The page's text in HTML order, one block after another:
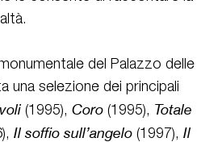
del Palazzo delle
una selezione dei principali
(1995), Coro (1995), Totale
Il soffio sull’angelo (1997), Il